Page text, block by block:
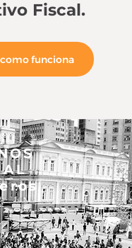
Fiscal.
funciona